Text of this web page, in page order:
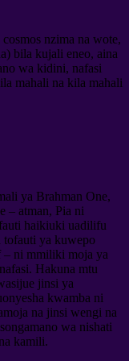
nzima na wote,
bila kujali eneo, aina
wa kidini, nafasi
mahali na kila mahali
ya Brahman One,
– atman, Pia ni
haikiuki uadilifu
tofauti ya kuwepo
– ni mmiliki moja ya
Hakuna mtu
jinsi ya
kwamba ni
na jinsi wengi na
wa nishati
kamili.